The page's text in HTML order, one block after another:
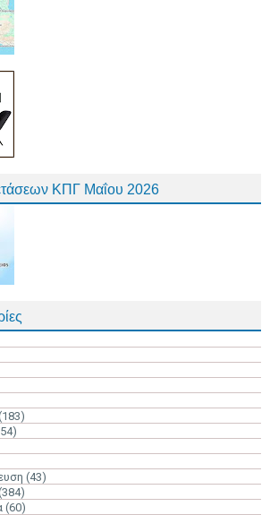
ΚΠΓ Μαΐου 2026
(43)
(60)